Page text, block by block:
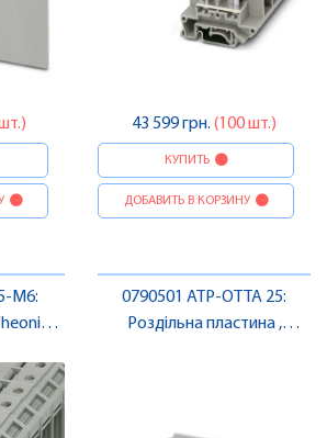
43 599 грн. (100 шт.)
КУПИТЬ
ДОБАВИТЬ В КОРЗИНУ
M6:
0790501 ATP-OTTA 25:
Роздільна пластина ,